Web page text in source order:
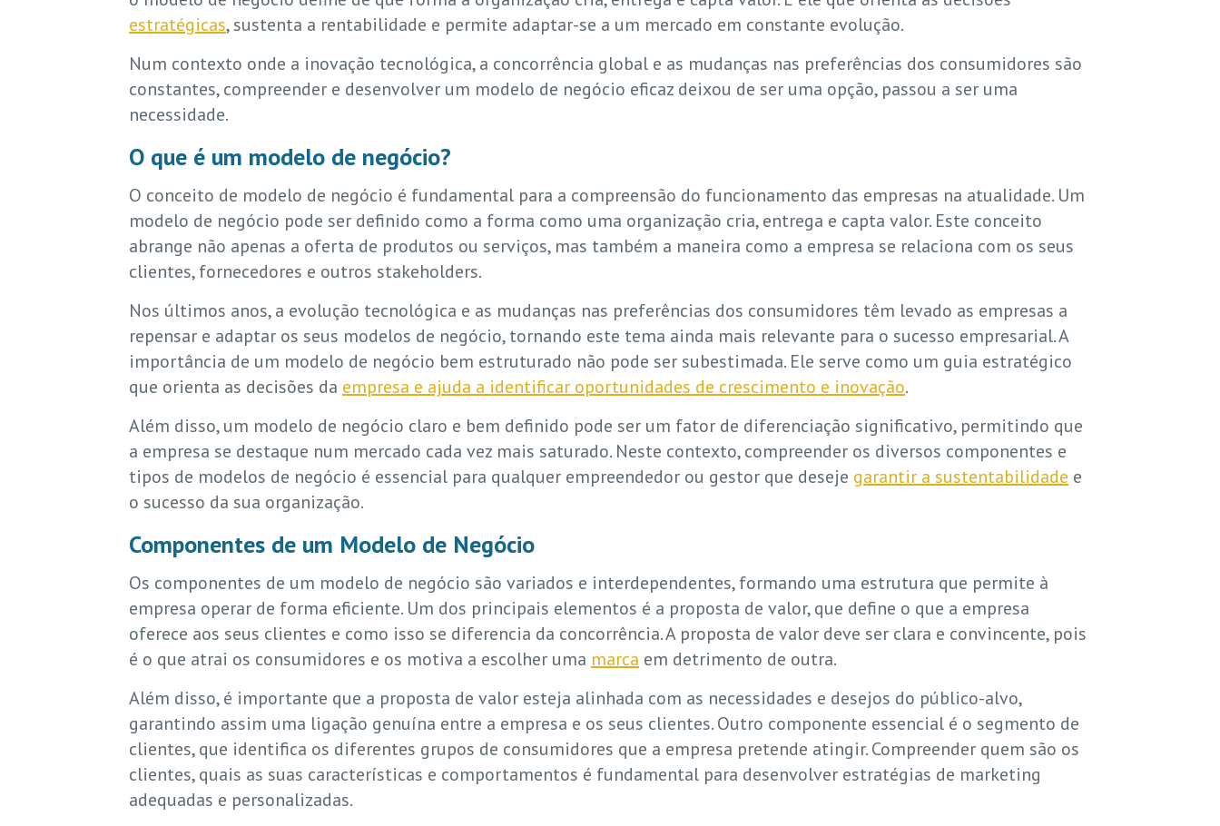
estratégicas, sustenta a rentabilidade e permite adaptar-se a um mercado em constante evolução.
Num contexto onde a inovação tecnológica, a concorrência global e as mudanças nas preferências dos consumidores são
constantes, compreender e desenvolver um modelo de negócio eficaz deixou de ser uma opção, passou a ser uma
necessidade.
O que é um modelo de negócio?
O conceito de modelo de negócio é fundamental para a compreensão do funcionamento das empresas na atualidade. Um
modelo de negócio pode ser definido como a forma como uma organização cria, entrega e capta valor. Este conceito
abrange não apenas a oferta de produtos ou serviços, mas também a maneira como a empresa se relaciona com os seus
clientes, fornecedores e outros stakeholders.
Nos últimos anos, a evolução tecnológica e as mudanças nas preferências dos consumidores têm levado as empresas a
repensar e adaptar os seus modelos de negócio, tornando este tema ainda mais relevante para o sucesso empresarial. A
importância de um modelo de negócio bem estruturado não pode ser subestimada. Ele serve como um guia estratégico
que orienta as decisões da empresa e ajuda a identificar oportunidades de crescimento e inovação.
Além disso, um modelo de negócio claro e bem definido pode ser um fator de diferenciação significativo, permitindo que
a empresa se destaque num mercado cada vez mais saturado. Neste contexto, compreender os diversos componentes e
tipos de modelos de negócio é essencial para qualquer empreendedor ou gestor que deseje garantir a sustentabilidade e
o sucesso da sua organização.
Componentes de um Modelo de Negócio
Os componentes de um modelo de negócio são variados e interdependentes, formando uma estrutura que permite à
empresa operar de forma eficiente. Um dos principais elementos é a proposta de valor, que define o que a empresa
oferece aos seus clientes e como isso se diferencia da concorrência. A proposta de valor deve ser clara e convincente, pois
é o que atrai os consumidores e os motiva a escolher uma marca em detrimento de outra.
Além disso, é importante que a proposta de valor esteja alinhada com as necessidades e desejos do público-alvo,
garantindo assim uma ligação genuína entre a empresa e os seus clientes. Outro componente essencial é o segmento de
clientes, que identifica os diferentes grupos de consumidores que a empresa pretende atingir. Compreender quem são os
clientes, quais as suas características e comportamentos é fundamental para desenvolver estratégias de marketing
adequadas e personalizadas.